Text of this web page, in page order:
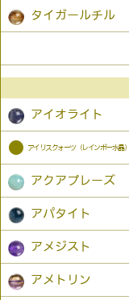
タイガールチル
アイオライト
● アイリスクォーツ（レインボー水晶）
アクアプレーズ
アパタイト
アメジスト
アメトリン